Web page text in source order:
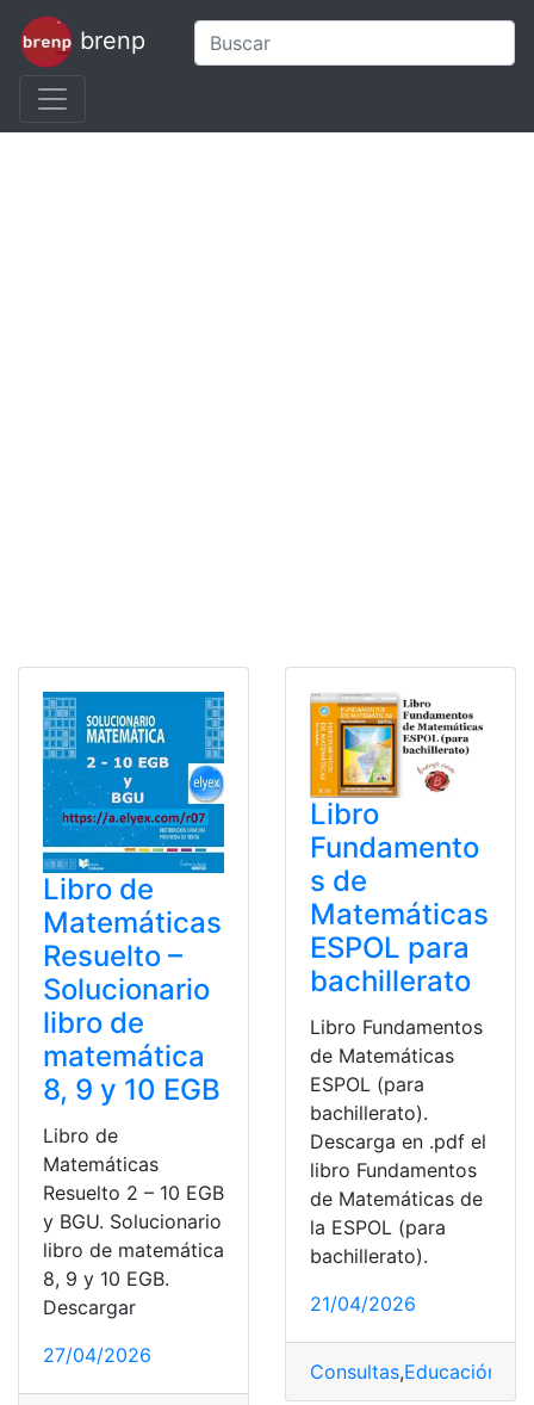
brenp
Libro de
Matemáticas
Resuelto –
Solucionario
libro de
matemática
8, 9 y 10 EGB
Libro de
Matemáticas
Resuelto 2 – 10 EGB
y BGU. Solucionario
libro de matemática
8, 9 y 10 EGB.
Descargar
27/04/2026
Libro
Fundamento
s de
Matemáticas
ESPOL para
bachillerato
Libro Fundamentos
de Matemáticas
ESPOL (para
bachillerato).
Descarga en .pdf el
libro Fundamentos
de Matemáticas de
la ESPOL (para
bachillerato).
21/04/2026
Consultas,Educación